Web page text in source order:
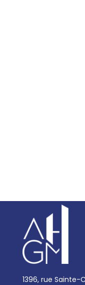
1396, rue